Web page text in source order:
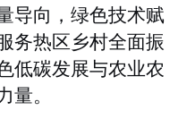
导向，绿色技术赋
务热区乡村全面振
低碳发展与农业农
量。